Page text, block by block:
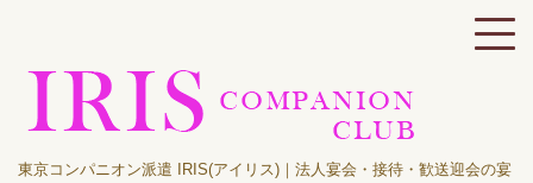
東京コンパニオン派遣 IRIS(アイリス)｜法人宴会・接待・歓送迎会の宴